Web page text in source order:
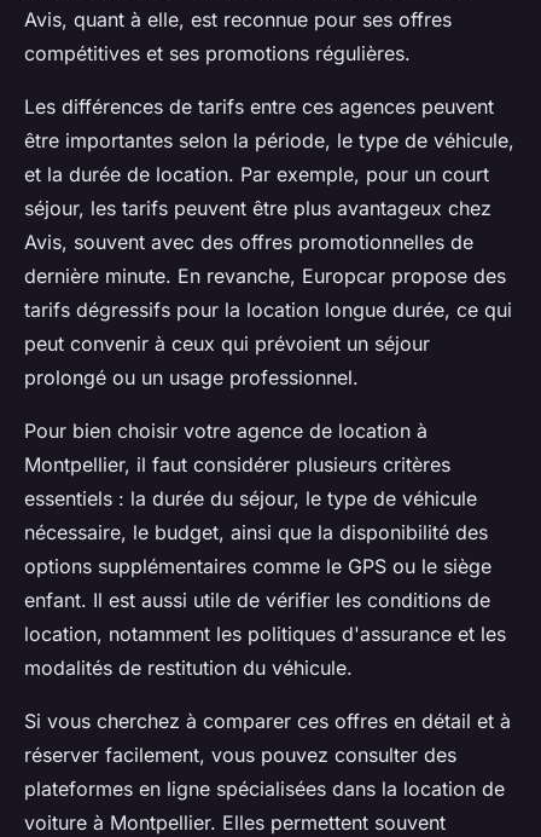
Avis, quant à elle, est reconnue pour ses offres
compétitives et ses promotions régulières.
Les différences de tarifs entre ces agences peuvent
être importantes selon la période, le type de véhicule,
et la durée de location. Par exemple, pour un court
séjour, les tarifs peuvent être plus avantageux chez
Avis, souvent avec des offres promotionnelles de
dernière minute. En revanche, Europcar propose des
tarifs dégressifs pour la location longue durée, ce qui
peut convenir à ceux qui prévoient un séjour
prolongé ou un usage professionnel.
Pour bien choisir votre agence de location à
Montpellier, il faut considérer plusieurs critères
essentiels : la durée du séjour, le type de véhicule
nécessaire, le budget, ainsi que la disponibilité des
options supplémentaires comme le GPS ou le siège
enfant. Il est aussi utile de vérifier les conditions de
location, notamment les politiques d'assurance et les
modalités de restitution du véhicule.
Si vous cherchez à comparer ces offres en détail et à
réserver facilement, vous pouvez consulter des
plateformes en ligne spécialisées dans la location de
voiture à Montpellier. Elles permettent souvent